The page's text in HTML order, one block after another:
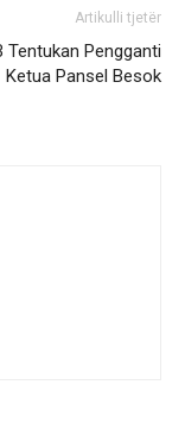
Artikulli tjetër
Tentukan Pengganti
Ketua Pansel Besok